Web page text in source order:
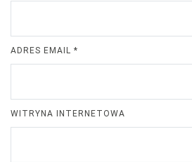
ADRES EMAIL *
WITRYNA INTERNETOWA